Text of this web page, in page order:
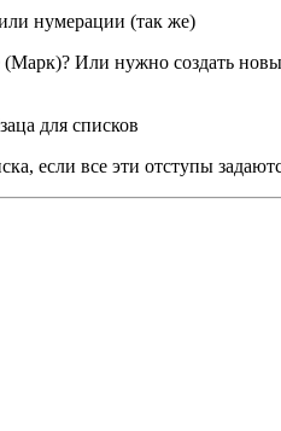
нумерации (так же)
Или нужно создать
для списков
если все эти отступы